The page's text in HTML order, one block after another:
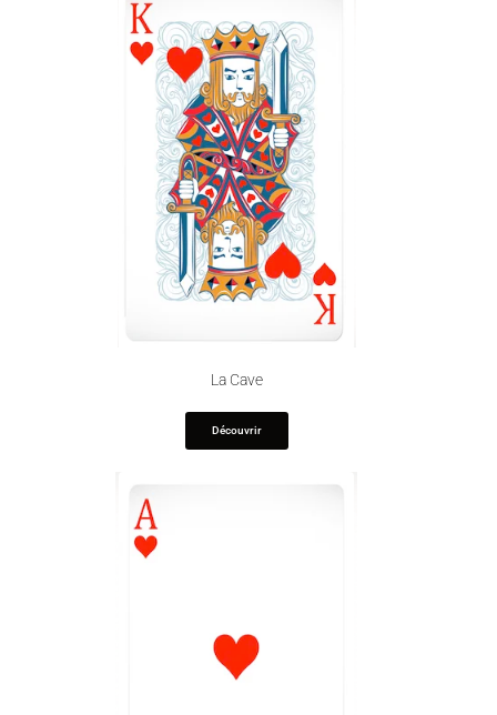
La Cave
Découvrir